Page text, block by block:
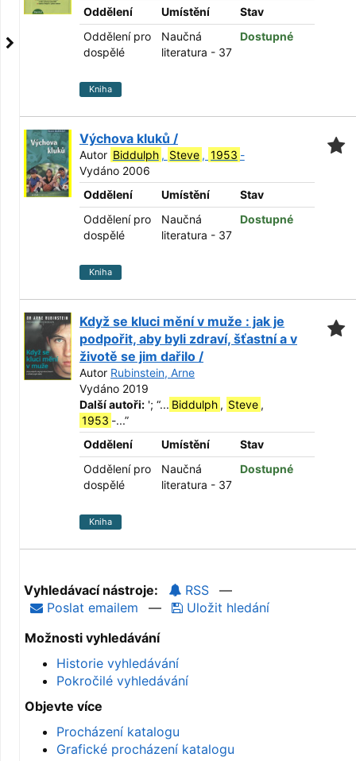
Oddělení
Umístění
Stav
Oddělení pro
dospělé
Naučná
literatura - 37
Dostupné
Kniha
Výchova kluků /
Autor Biddulph , Steve , 1953 -
Vydáno 2006
Oddělení
Umístění
Stav
Oddělení pro
dospělé
Naučná
literatura - 37
Dostupné
Kniha
Když se kluci mění v muže : jak je
podpořit, aby byli zdraví, šťastní a v
životě se jim dařilo /
Autor Rubinstein, Arne
Vydáno 2019
Další autoři: '; “... Biddulph , Steve ,
1953 -...”
Oddělení
Umístění
Stav
Oddělení pro
dospělé
Naučná
literatura - 37
Dostupné
Kniha
Vyhledávací nástroje: RSS
—
Poslat emailem
—
Uložit hledání
Možnosti vyhledávání
Historie vyhledávání
Pokročilé vyhledávání
Objevte více
Procházení katalogu
Grafické procházení katalogu